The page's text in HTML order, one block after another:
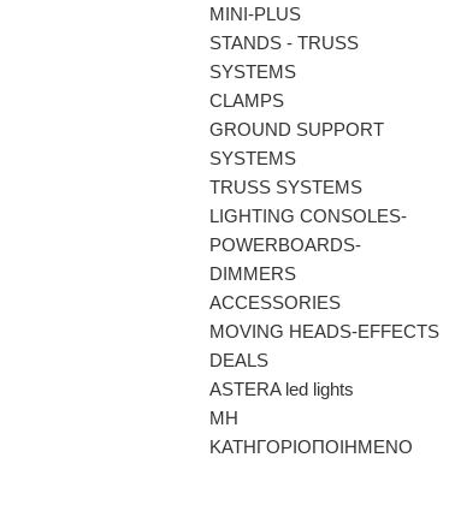
MINI-PLUS
STANDS - TRUSS
SYSTEMS
CLAMPS
GROUND SUPPORT
SYSTEMS
TRUSS SYSTEMS
LIGHTING CONSOLES-
POWERBOARDS-
DIMMERS
ACCESSORIES
MOVING HEADS-EFFECTS
DEALS
ASTERA led lights
ΜΗ
ΚΑΤΗΓΟΡΙΟΠΟΙΗΜΕΝΟ